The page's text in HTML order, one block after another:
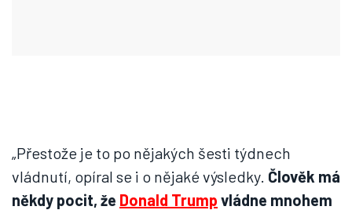
„Přestože je to po nějakých šesti týdnech
vládnutí, opíral se i o nějaké výsledky. Člověk má
někdy pocit, že Donald Trump vládne mnohem